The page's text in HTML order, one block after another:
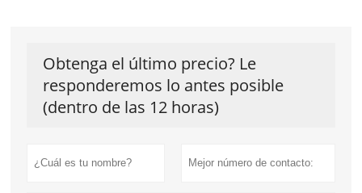
Obtenga el último precio? Le
responderemos lo antes posible
(dentro de las 12 horas)